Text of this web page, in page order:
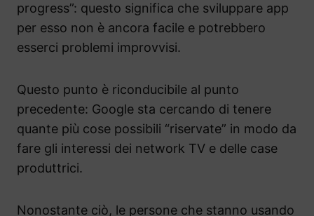
progress”: questo significa che sviluppare app
per esso non è ancora facile e potrebbero
esserci problemi improvvisi.
Questo punto è riconducibile al punto
precedente: Google sta cercando di tenere
quante più cose possibili “riservate” in modo da
fare gli interessi dei network TV e delle case
produttrici.
Nonostante ciò, le persone che stanno usando